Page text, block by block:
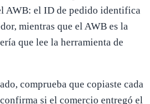
AWB: el ID de pedido identifica
mientras que el AWB es la
que lee la herramienta de
comprueba que copiaste cada
si el comercio entregó el